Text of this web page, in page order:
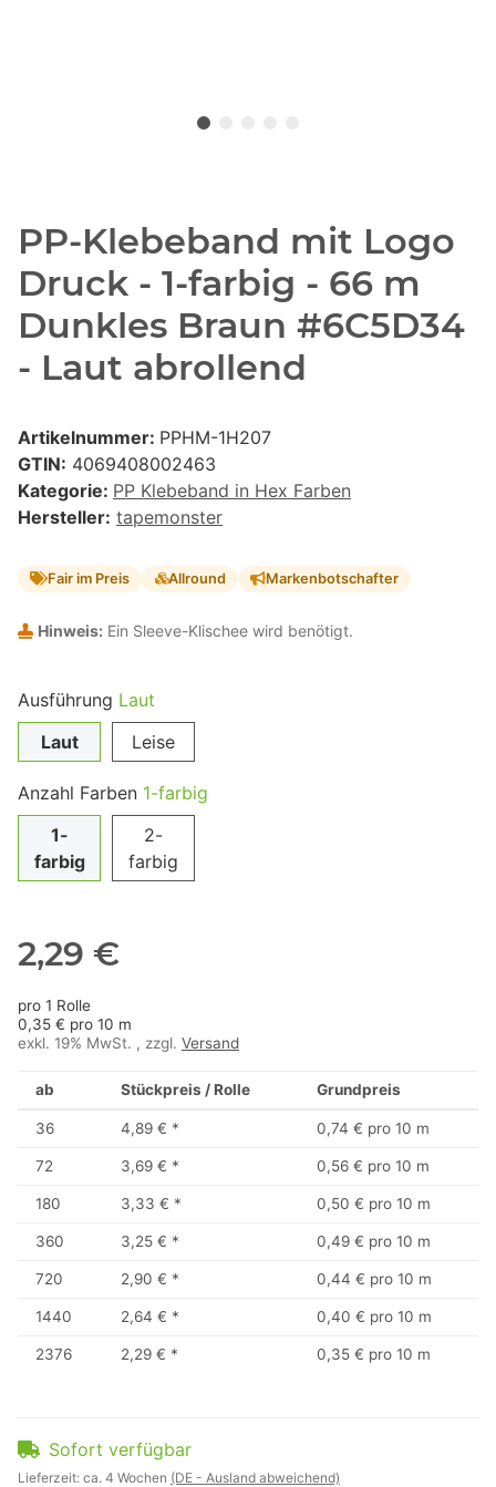
PP-Klebeband mit Logo
Druck - 1-farbig - 66 m
Dunkles Braun #6C5D34
- Laut abrollend
Artikelnummer: PPHM-1H207
GTIN: 4069408002463
Kategorie: PP Klebeband in Hex Farben
Hersteller: tapemonster
Fair im Preis Allround Markenbotschafter
Hinweis: Ein Sleeve-Klischee wird benötigt.
Ausführung Laut
Laut
Leise
Anzahl Farben 1-farbig
1-
farbig
2-
farbig
2,29 €
pro 1 Rolle
0,35 € pro 10 m
exkl. 19% MwSt. , zzgl. Versand
ab Stückpreis / Rolle Grundpreis
36 4,89 € * 0,74 € pro 10 m
72 3,69 € * 0,56 € pro 10 m
180 3,33 € * 0,50 € pro 10 m
360 3,25 € * 0,49 € pro 10 m
720 2,90 € * 0,44 € pro 10 m
1440 2,64 € * 0,40 € pro 10 m
2376 2,29 € * 0,35 € pro 10 m
Sofort verfügbar
Lieferzeit: ca. 4 Wochen (DE - Ausland abweichend)